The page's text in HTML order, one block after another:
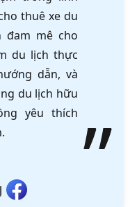
thuê xe du
đam mê cho
du lịch thực
dẫn, và
du lịch hữu
yêu thích